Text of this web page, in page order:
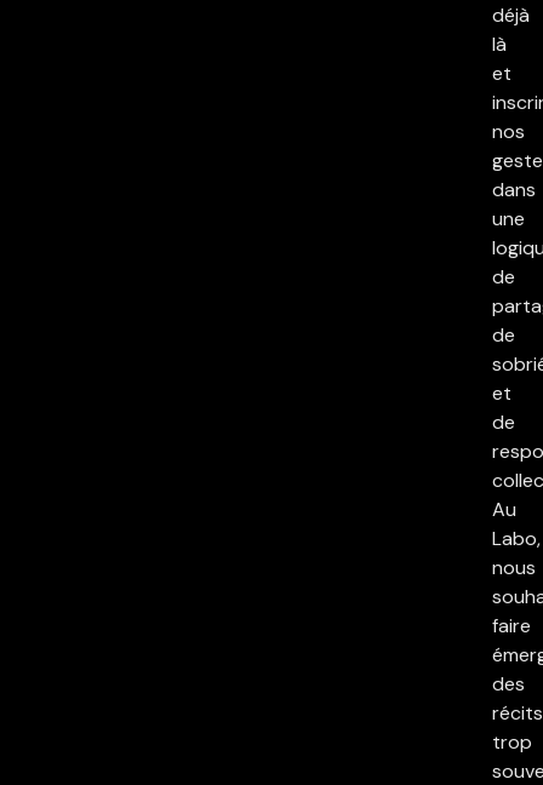
déjà
là
et
nos
dans
une
de
de
et
de
Au
Labo,
nous
faire
des
récits
trop